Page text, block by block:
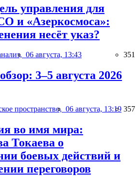
управления для
и «Азеркосмоса»:
несёт указ?
06 августа, 13:43 351
3–5 августа 2026
пространство, 06 августа, 13:19 357
во имя мира:
Токаева о
боевых действий и
переговоров